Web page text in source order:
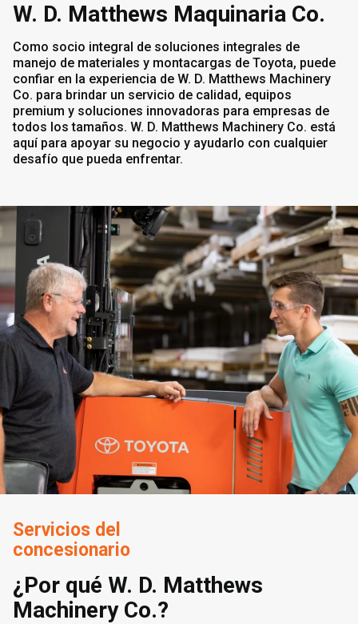
W. D. Matthews Maquinaria Co.
Como socio integral de soluciones integrales de
manejo de materiales y montacargas de Toyota, puede
confiar en la experiencia de W. D. Matthews Machinery
Co. para brindar un servicio de calidad, equipos
premium y soluciones innovadoras para empresas de
todos los tamaños. W. D. Matthews Machinery Co. está
aquí para apoyar su negocio y ayudarlo con cualquier
desafío que pueda enfrentar.
Servicios del
concesionario
¿Por qué W. D. Matthews
Machinery Co.?